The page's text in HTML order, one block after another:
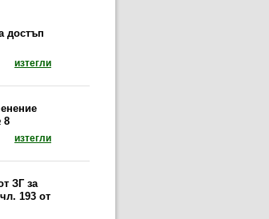
достъп
изтеглидокумент: Заповед № 363/19.04.2018 г. на
8
изтеглидокумент: Заповед № 362/19.04.2018 г. на
ЗГ за
193 от